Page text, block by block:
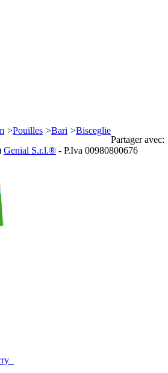
>Pouilles >Bari >Bisceglie
Partager avec:
Genial S.r.l.® - P.Iva 00980800676